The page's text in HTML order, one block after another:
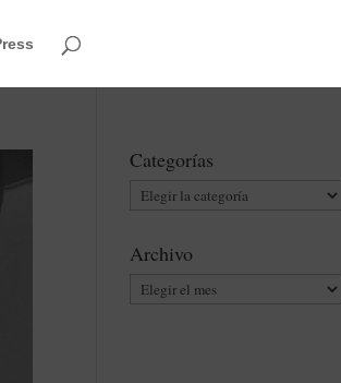
Categorías
Categorías
Archivo
Archivo